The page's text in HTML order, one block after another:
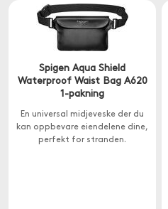
Spigen Aqua Shield
Waterproof Waist Bag A620
1-pakning
En universal midjeveske der du
kan oppbevare eiendelene dine,
perfekt for stranden.